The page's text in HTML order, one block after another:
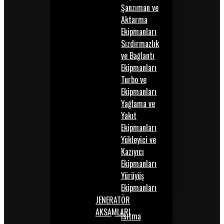
Şanzıman ve
Aktarma
Ekipmanları
Sızdırmazlık
ve Bağlantı
Ekipmanları
Turbo ve
Ekipmanları
Yağlama ve
Yakıt
Ekipmanları
Yükleyici ve
Kazıyıcı
Ekipmanları
Yürüyüş
Ekipmanları
JENERATÖR
AKSAMLARIIsıtma